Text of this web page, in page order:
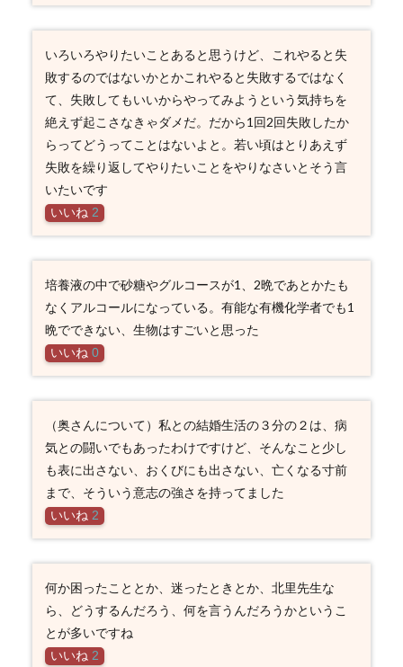
いろいろやりたいことあると思うけど、これやると失
敗するのではないかとかこれやると失敗するではなく
て、失敗してもいいからやってみようという気持ちを
絶えず起こさなきゃダメだ。だから1回2回失敗したか
らってどうってことはないよと。若い頃はとりあえず
失敗を繰り返してやりたいことをやりなさいとそう言
いたいです
いいね 2
培養液の中で砂糖やグルコースが1、2晩であとかたも
なくアルコールになっている。有能な有機化学者でも1
晩でできない、生物はすごいと思った
いいね 0
（奥さんについて）私との結婚生活の３分の２は、病
気との闘いでもあったわけですけど、そんなこと少し
も表に出さない、おくびにも出さない、亡くなる寸前
まで、そういう意志の強さを持ってました
いいね 2
何か困ったこととか、迷ったときとか、北里先生な
ら、どうするんだろう、何を言うんだろうかというこ
とが多いですね
いいね 2